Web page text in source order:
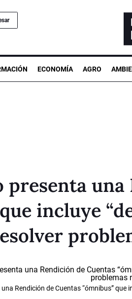
ECONOMÍA AGRO
presenta
incluye
Rendición de Cuentas “ómnibus”